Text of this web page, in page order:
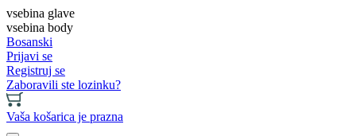
vsebina glave
vsebina body
Bosanski
Prijavi se
Registruj se
Zaboravili ste lozinku?
Vaša košarica je prazna